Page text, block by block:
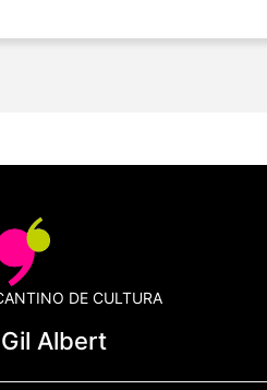
DE CULTURA
Albert